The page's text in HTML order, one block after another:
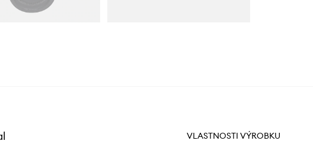
VLASTNOSTI VÝROBKU